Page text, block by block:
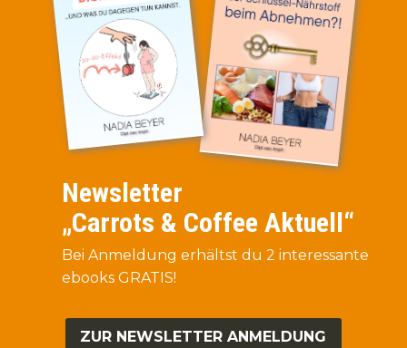
Newsletter
„Carrots & Coffee Aktuell“
Bei Anmeldung erhältst du 2 interessante
ebooks GRATIS!
ZUR NEWSLETTER ANMELDUNG